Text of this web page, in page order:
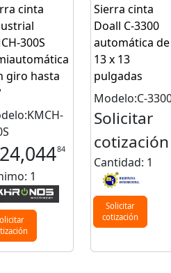
cinta
300S
giro hasta
84
1
Sierra cinta
Doall C-3300
automática de
13 x 13
pulgadas
Modelo:C-
Solicitar
cotización
Cantidad: 1
Solicitar
cotización